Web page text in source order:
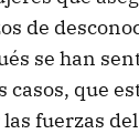
de
se han
casos, que
fuerzas